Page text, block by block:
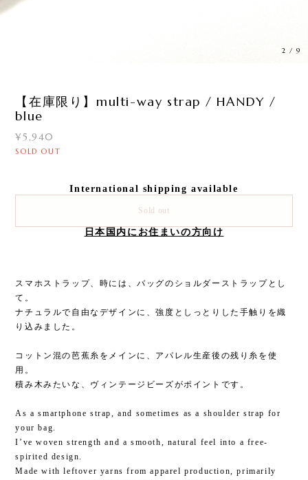
3 /9
【在庫限り】multi-way strap / HANDY /
blue
¥5,940
SOLD OUT
International shipping available
Sold out
日本国内にお住まいの方向け
スマホストラップ、時には、バッグのショルダーストラップとし
て。
ナチュラルで自由なデザインに、強度としっとりした手触りを織
り込みました。
コットン混の芭蕉糸をメインに、アパレル生産後の残り糸を使
用。
積み木みたいな、ヴィンテージビーズがポイントです。
As a smartphone strap, and sometimes as a shoulder strap for
your bag.
I’ve woven strength and a smooth, natural feel into a free-
spirited design.
Made with leftover yarns from apparel production, primarily